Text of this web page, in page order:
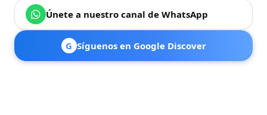
Únete a nuestro canal de WhatsApp
G Síguenos en Google Discover